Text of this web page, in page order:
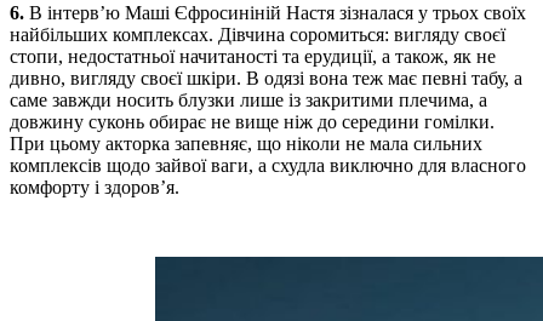
6. В інтерв’ю Маші Єфросиніній Настя зізналася у трьох своїх
найбільших комплексах. Дівчина соромиться: вигляду своєї
стопи, недостатньої начитаності та ерудиції, а також, як не
дивно, вигляду своєї шкіри. В одязі вона теж має певні табу, а
саме завжди носить блузки лише із закритими плечима, а
довжину суконь обирає не вище ніж до середини гомілки.
При цьому акторка запевняє, що ніколи не мала сильних
комплексів щодо зайвої ваги, а схудла виключно для власного
комфорту і здоров’я.